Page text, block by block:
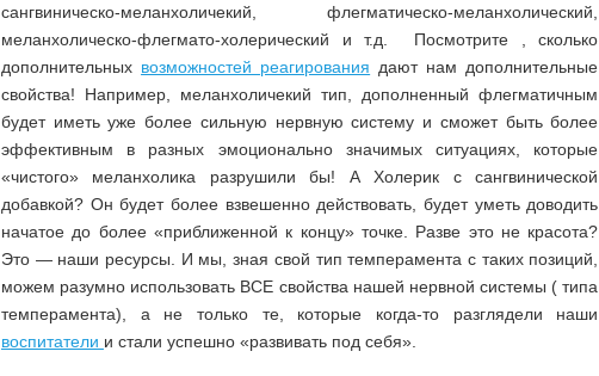
сангвиническо-меланхоличекий, флегматическо-меланхолический,
меланхолическо-флегмато-холерический и т.д. Посмотрите , сколько
дополнительных возможностей реагирования дают нам дополнительные
свойства! Например, меланхоличекий тип, дополненный флегматичным
будет иметь уже более сильную нервную систему и сможет быть более
эффективным в разных эмоционально значимых ситуациях, которые
«чистого» меланхолика разрушили бы! А Холерик с сангвинической
добавкой? Он будет более взвешенно действовать, будет уметь доводить
начатое до более «приближенной к концу» точке. Разве это не красота?
Это — наши ресурсы. И мы, зная свой тип темперамента с таких позиций,
можем разумно использовать ВСЕ свойства нашей нервной системы ( типа
темперамента), а не только те, которые когда-то разглядели наши
воспитатели и стали успешно «развивать под себя».